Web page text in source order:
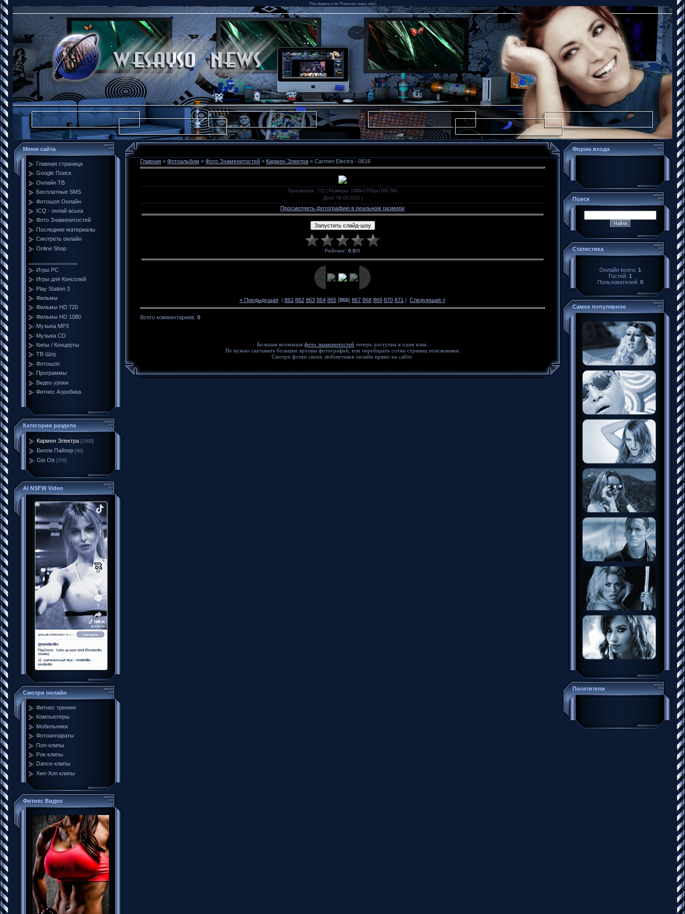
This feature is for Premium users only!
Меню сайта
Главная страница
Google Поиск
Онлайн ТВ
Бесплатные SMS
Фотошоп Онлайн
ICQ - онлай аська
Фото Знаменитостей
Последние материалы
Смотреть онлайн
Online Shop
================
Игры PC
Игры для Консолей
Play Station 3
Фильмы
Фильмы HD 720
Фильмы HD 1080
Музыка MP3
Музыка CD
Кипы / Концерты
ТВ-Шоу
Фотошоп
Программы
Видео уроки
Фитнес Аэробика
Категории раздела
Кармен Электра [1500]
Билли Пайпер [66]
Gio Ott [376]
AI NSFW Video
Смотри онлайн
Фитнес тренинг
Компьютеры
Мобильники
Фотоаппараты
Поп-клипы
Рок-клипы
Dance-клипы
Хип-Хоп клипы
Фитнес Видео
Главная » Фотоальбом » Фото Знаменитостей » Кармен Электра » Carmen Electra - 0616
Просмотров: 722 | Размеры: 1080x1705px/169.7Kb
Дата: 08.03.2012
Просмотреть фотографию в реальном размере
Рейтинг: 0.0/0
« Предыдущая | 861 862 863 864 865 [866] 867 868 869 870 871 | Следующая »
Всего комментариев: 0
Большая коллекция фото знаменитостей теперь доступна в один клик.
Не нужно скачивать большие архивы фотографий, или перебирать сотни страниц поисковиков.
Смотри фотки своих любимчиков онлайн прямо на сайте.
Форма входа
Поиск
Статистика
Онлайн всего: 1
Гостей: 1
Пользователей: 0
Самое популярное
Посетители